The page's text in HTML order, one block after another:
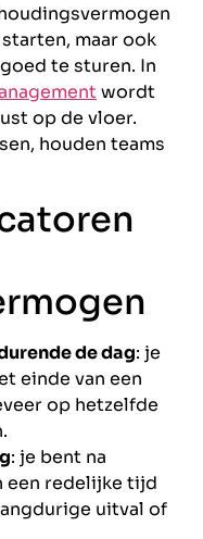
maar ook
te sturen. In
wordt
op de vloer.
houden teams
de dag: je
einde van een
op hetzelfde
: je bent na
een redelijke tijd
uitval of